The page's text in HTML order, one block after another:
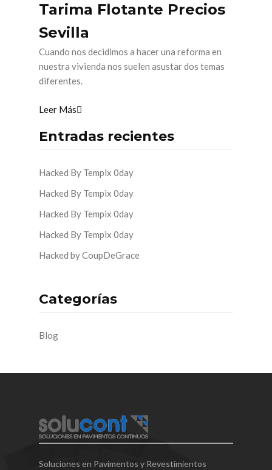
Tarima Flotante Precios
Sevilla
Cuando nos decidimos a hacer una reforma en
nuestra vivienda nos suelen asustar dos temas
diferentes.
Leer Más
Entradas recientes
Hacked By Tempix 0day
Hacked By Tempix 0day
Hacked By Tempix 0day
Hacked By Tempix 0day
Hacked by CoupDeGrace
Categorías
Blog
Soluciones en Pavimentos y Revestimientos